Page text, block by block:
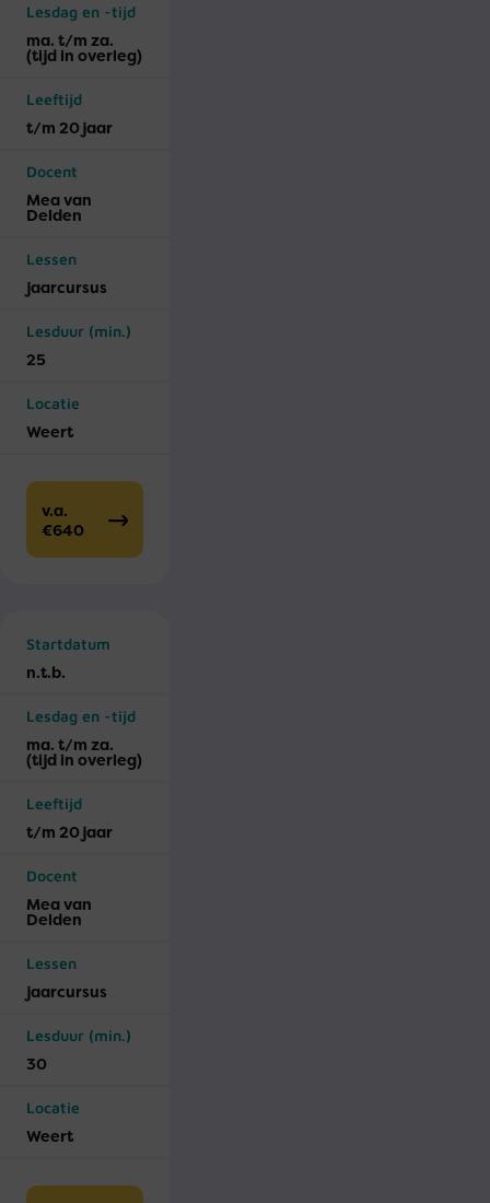
Lesdag en -tijd
ma. t/m za.
(tijd in overleg)
Leeftijd
t/m 20 jaar
Docent
Mea van
Delden
Lessen
jaar­cursus
Lesduur (min.)
25
Locatie
Weert
v.a.
€640
Startdatum
n.t.b.
Lesdag en -tijd
ma. t/m za.
(tijd in overleg)
Leeftijd
t/m 20 jaar
Docent
Mea van
Delden
Lessen
jaar­cursus
Lesduur (min.)
30
Locatie
Weert